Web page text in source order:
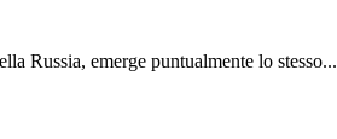
Russia, emerge puntualmente lo stesso...